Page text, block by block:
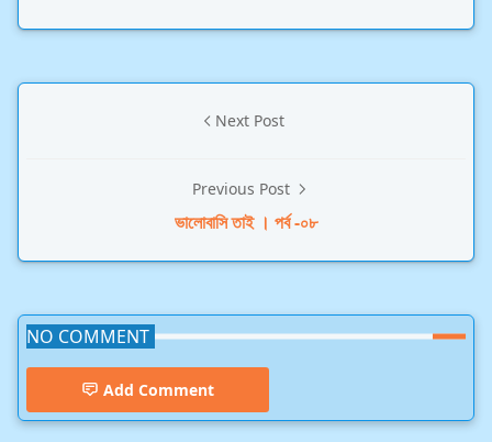
Next Post
Previous Post
ভালোবাসি তাই । পর্ব -০৮
NO COMMENT
Add Comment